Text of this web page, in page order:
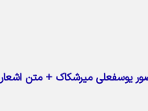
یوسفعلی میرشکاک + متن اشعار